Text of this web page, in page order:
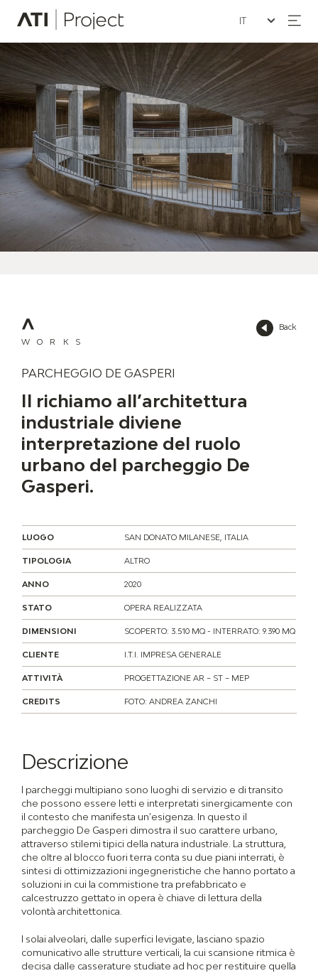
ATI Project
Seleziona la
Back
WORKS
PARCHEGGIO DE GASPERI
Il richiamo all’architettura
industriale diviene
interpretazione del ruolo
urbano del parcheggio De
Gasperi.
LUOGO SAN DONATO MILANESE, ITALIA
TIPOLOGIA ALTRO
ANNO 2020
STATO OPERA REALIZZATA
DIMENSIONI SCOPERTO: 3.510 MQ - INTERRATO: 9.390 MQ
CLIENTE I.T.I. IMPRESA GENERALE
ATTIVITÀ PROGETTAZIONE AR – ST – MEP
CREDITS FOTO: ANDREA ZANCHI
Descrizione
I parcheggi multipiano sono luoghi di servizio e di transito
che possono essere letti e interpretati sinergicamente con
il contesto che manifesta un’esigenza. In questo il
parcheggio De Gasperi dimostra il suo carattere urbano,
attraverso stilemi tipici della natura industriale. La struttura,
che oltre al blocco fuori terra conta su due piani interrati, è
sintesi di ottimizzazioni ingegneristiche che hanno portato a
soluzioni in cui la commistione tra prefabbricato e
calcestruzzo gettato in opera è chiave di lettura della
volontà architettonica.
I solai alveolari, dalle superfici levigate, lasciano spazio
comunicativo alle strutture verticali, la cui scansione ritmica è
decisa dalle casserature studiate ad hoc per restituire quella